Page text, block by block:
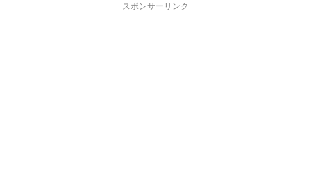
スポンサーリンク